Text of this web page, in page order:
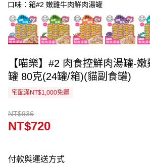
口味：箱#2 嫩雞牛肉鮮肉湯罐
【喵樂】#2 肉食控鮮肉湯罐-
罐 80克(24罐/箱)(貓副食罐)
宅配滿NT$1,000免運
NT$936
NT$720
付款與運送方式